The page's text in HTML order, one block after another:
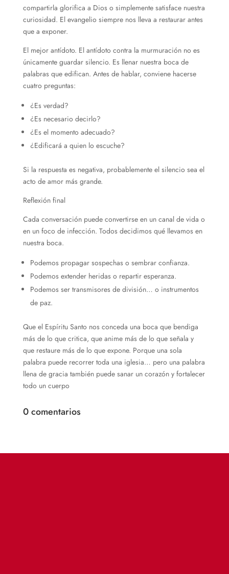
compartirla glorifica a Dios o simplemente satisface nuestra
curiosidad. El evangelio siempre nos lleva a restaurar antes
que a exponer.
El mejor antídoto. El antídoto contra la murmuración no es
únicamente guardar silencio. Es llenar nuestra boca de
palabras que edifican. Antes de hablar, conviene hacerse
cuatro preguntas:
¿Es verdad?
¿Es necesario decirlo?
¿Es el momento adecuado?
¿Edificará a quien lo escuche?
Si la respuesta es negativa, probablemente el silencio sea el
acto de amor más grande.
Reflexión final
Cada conversación puede convertirse en un canal de vida o
en un foco de infección. Todos decidimos qué llevamos en
nuestra boca.
Podemos propagar sospechas o sembrar confianza.
Podemos extender heridas o repartir esperanza.
Podemos ser transmisores de división… o instrumentos
de paz.
Que el Espíritu Santo nos conceda una boca que bendiga
más de lo que critica, que anime más de lo que señala y
que restaure más de lo que expone. Porque una sola
palabra puede recorrer toda una iglesia… pero una palabra
llena de gracia también puede sanar un corazón y fortalecer
todo un cuerpo
0 comentarios